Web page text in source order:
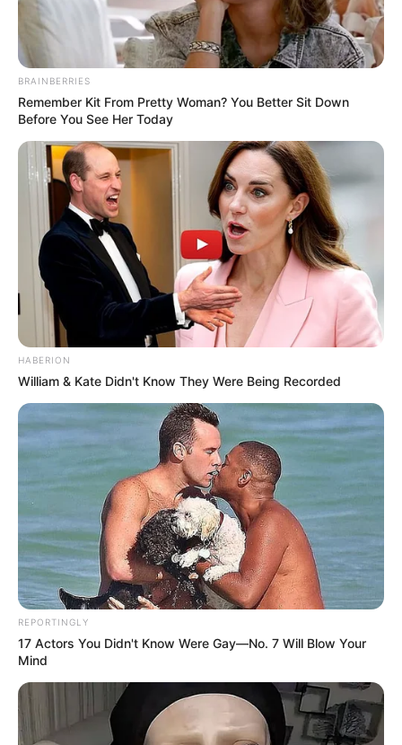
BRAINBERRIES
Remember Kit From Pretty Woman? You Better Sit Down
Before You See Her Today
HABERION
William & Kate Didn't Know They Were Being Recorded
REPORTINGLY
17 Actors You Didn't Know Were Gay—No. 7 Will Blow Your
Mind